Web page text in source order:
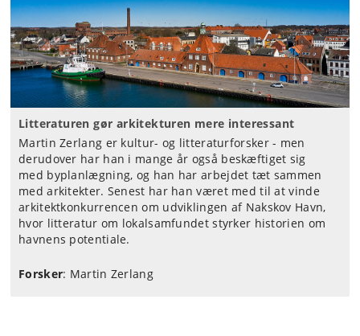
Litteraturen gør arkitekturen mere interessant
Martin Zerlang er kultur- og litteraturforsker - men
derudover har han i mange år også beskæftiget sig
med byplanlægning, og han har arbejdet tæt sammen
med arkitekter. Senest har han været med til at vinde
arkitektkonkurrencen om udviklingen af Nakskov Havn,
hvor litteratur om lokalsamfundet styrker historien om
havnens potentiale.
Forsker: Martin Zerlang